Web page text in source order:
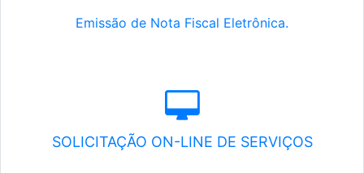
Emissão de Nota Fiscal Eletrônica.
SOLICITAÇÃO ON-LINE DE SERVIÇOS